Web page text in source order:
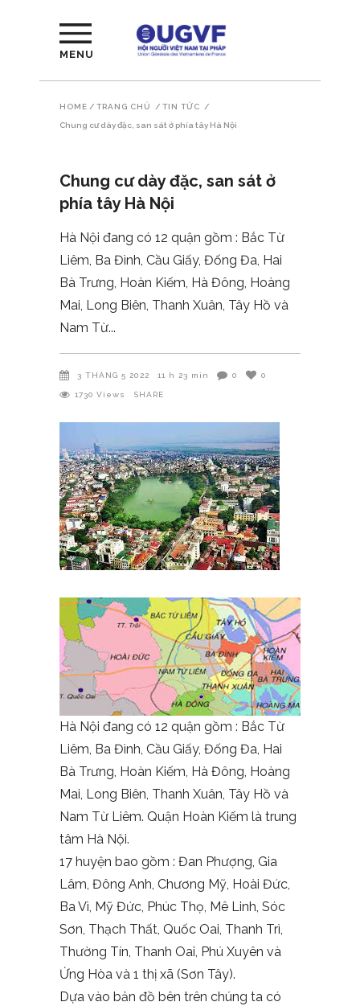
MENU
HOME / TRANG CHỦ / TIN TỨC /
Chung cư dày đặc, san sát ở phía tây Hà Nội
Chung cư dày đặc, san sát ở
phía tây Hà Nội
Hà Nội đang có 12 quận gồm : Bắc Từ
Liêm, Ba Đình, Cầu Giấy, Đống Đa, Hai
Bà Trưng, Hoàn Kiếm, Hà Đông, Hoàng
Mai, Long Biên, Thanh Xuân, Tây Hồ và
Nam Từ
3 THÁNG 5 2022 11 h 23 min 0 0
1730 Views SHARE
Hà Nội đang có 12 quận gồm : Bắc Từ
Liêm, Ba Đình, Cầu Giấy, Đống Đa, Hai
Bà Trưng, Hoàn Kiếm, Hà Đông, Hoàng
Mai, Long Biên, Thanh Xuân, Tây Hồ và
Nam Từ Liêm. Quận Hoàn Kiếm là trung
tâm Hà Nội.
17 huyện bao gồm : Đan Phượng, Gia
Lâm, Đông Anh, Chương Mỹ, Hoài Đức,
Ba Vì, Mỹ Đức, Phúc Thọ, Mê Linh, Sóc
Sơn, Thạch Thất, Quốc Oai, Thanh Trì,
Thường Tín, Thanh Oai, Phú Xuyên và
Ứng Hòa và 1 thị xã (Sơn Tây).
Dựa vào bản đồ bên trên chúng ta có